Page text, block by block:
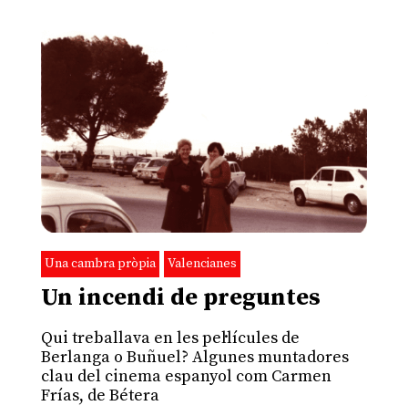
Una cambra pròpia Valencianes
Un incendi de preguntes
Qui treballava en les pel·lícules de
Berlanga o Buñuel? Algunes muntadores
clau del cinema espanyol com Carmen
Frías, de Bétera